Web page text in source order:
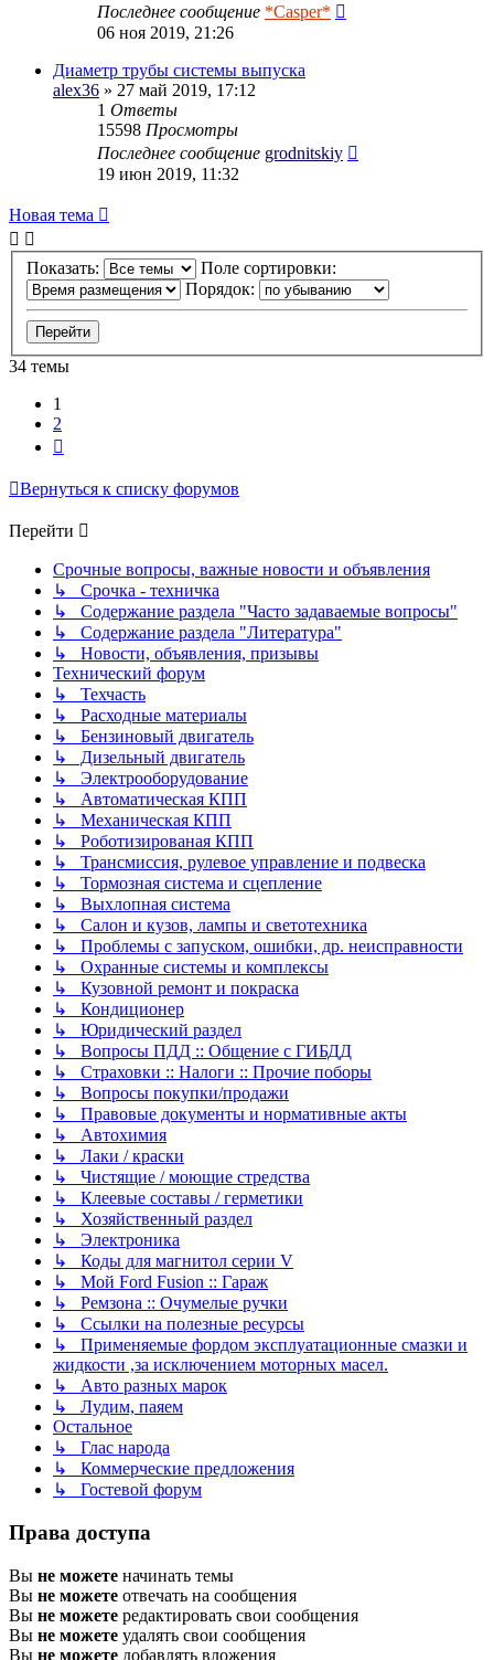
Последнее сообщение *Casper*
06 ноя 2019, 21:26
Диаметр трубы системы выпуска
alex36 » 27 май 2019, 17:12
1 Ответы
15598 Просмотры
Последнее сообщение grodnitskiy
19 июн 2019, 11:32
Новая тема
Показать:
Поле сортировки:
Порядок:
34 темы
1
2
Вернуться к списку форумов
Перейти
Срочные вопросы, важные новости и объявления
↳ Срочка - техничка
↳ Содержание раздела "Часто задаваемые вопросы"
↳ Содержание раздела "Литература"
↳ Новости, объявления, призывы
Технический форум
↳ Техчасть
↳ Расходные материалы
↳ Бензиновый двигатель
↳ Дизельный двигатель
↳ Электрооборудование
↳ Автоматическая КПП
↳ Механическая КПП
↳ Роботизированая КПП
↳ Трансмиссия, рулевое управление и подвеска
↳ Тормозная система и сцепление
↳ Выхлопная система
↳ Салон и кузов, лампы и светотехника
↳ Проблемы с запуском, ошибки, др. неисправности
↳ Охранные системы и комплексы
↳ Кузовной ремонт и покраска
↳ Кондиционер
↳ Юридический раздел
↳ Вопросы ПДД :: Общение с ГИБДД
↳ Страховки :: Налоги :: Прочие поборы
↳ Вопросы покупки/продажи
↳ Правовые документы и нормативные акты
↳ Автохимия
↳ Лаки / краски
↳ Чистящие / моющие стредства
↳ Клеевые составы / герметики
↳ Хозяйственный раздел
↳ Электроника
↳ Коды для магнитол серии V
↳ Мой Ford Fusion :: Гараж
↳ Ремзона :: Очумелые ручки
↳ Ссылки на полезные ресурсы
↳ Применяемые фордом эксплуатационные смазки и
жидкости ,за исключением моторных масел.
↳ Авто разных марок
↳ Лудим, паяем
Остальное
↳ Глас народа
↳ Коммерческие предложения
↳ Гостевой форум
Права доступа
Вы не можете начинать темы
Вы не можете отвечать на сообщения
Вы не можете редактировать свои сообщения
Вы не можете удалять свои сообщения
Вы не можете добавлять вложения